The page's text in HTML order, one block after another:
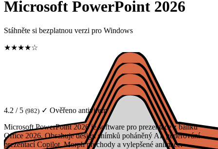
Microsoft PowerPoint 2026
Stáhněte si bezplatnou verzi pro Windows
★★★★☆
4.2 / 5 (982) ✓ Ověřeno antivirem
Microsoft PowerPoint 2026 je software pro prezentace z balíku
Office 2026. Obsahuje design snímků poháněný AI, generování
prezentací Copilot, Morph přechody a vylepšené animace.